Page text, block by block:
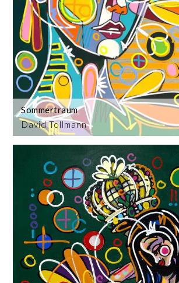
David Tollmann
Sommertraum